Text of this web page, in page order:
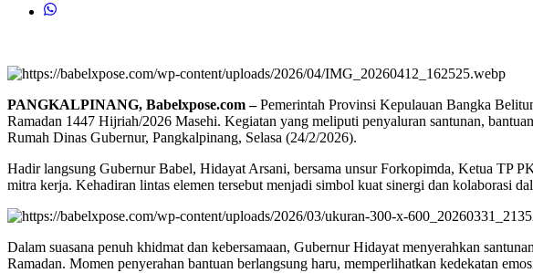
PANGKALPINANG, Babelxpose.com –Pemerintah Provinsi Kepulauan Bangka
Ramadan 1447 Hijriah/2026 Masehi. Kegiatan yang meliputi penyaluran santunan,
Rumah Dinas Gubernur, Pangkalpinang, Selasa (24/2/2026).
Hadir langsung Gubernur Babel, Hidayat Arsani, bersama unsur Forkopimda, Ketua TP
mitra kerja. Kehadiran lintas elemen tersebut menjadi simbol kuat sinergi dan kolaborasi
Dalam suasana penuh khidmat dan kebersamaan, Gubernur Hidayat menyerahkan
Ramadan. Momen penyerahan bantuan berlangsung haru, memperlihatkan kedekatan